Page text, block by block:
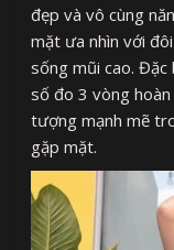
đẹp và vô cùng
mặt ưa nhìn với
sống mũi cao. Đặc
số đo 3 vòng hoàn
tượng mạnh mẽ
gặp mặt.